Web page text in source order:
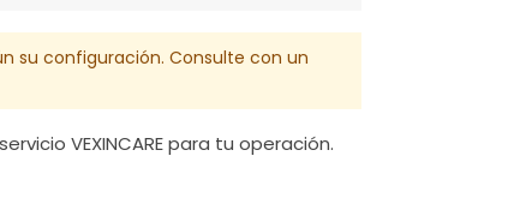
su configuración. Consulte con un
VEXINCARE para tu operación.